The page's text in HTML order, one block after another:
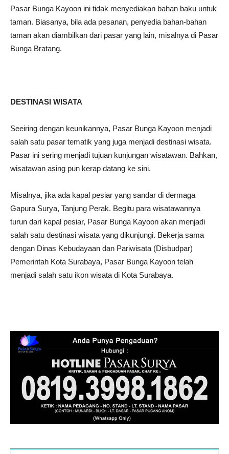
Pasar Bunga Kayoon ini tidak menyediakan bahan baku untuk
taman. Biasanya, bila ada pesanan, penyedia bahan-bahan
taman akan diambilkan dari pasar yang lain, misalnya di Pasar
Bunga Bratang.
DESTINASI WISATA
Seeiring dengan keunikannya, Pasar Bunga Kayoon menjadi
salah satu pasar tematik yang juga menjadi destinasi wisata.
Pasar ini sering menjadi tujuan kunjungan wisatawan. Bahkan,
wisatawan asing pun kerap datang ke sini.
Misalnya, jika ada kapal pesiar yang sandar di dermaga
Gapura Surya, Tanjung Perak. Begitu para wisatawannya
turun dari kapal pesiar, Pasar Bunga Kayoon akan menjadi
salah satu destinasi wisata yang dikunjungi. Bekerja sama
dengan Dinas Kebudayaan dan Pariwisata (Disbudpar)
Pemerintah Kota Surabaya, Pasar Bunga Kayoon telah
menjadi salah satu ikon wisata di Kota Surabaya.